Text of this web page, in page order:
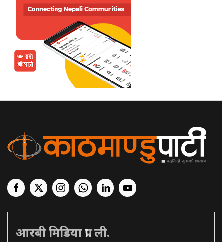
आरबी मिडिया प्रा. ली.